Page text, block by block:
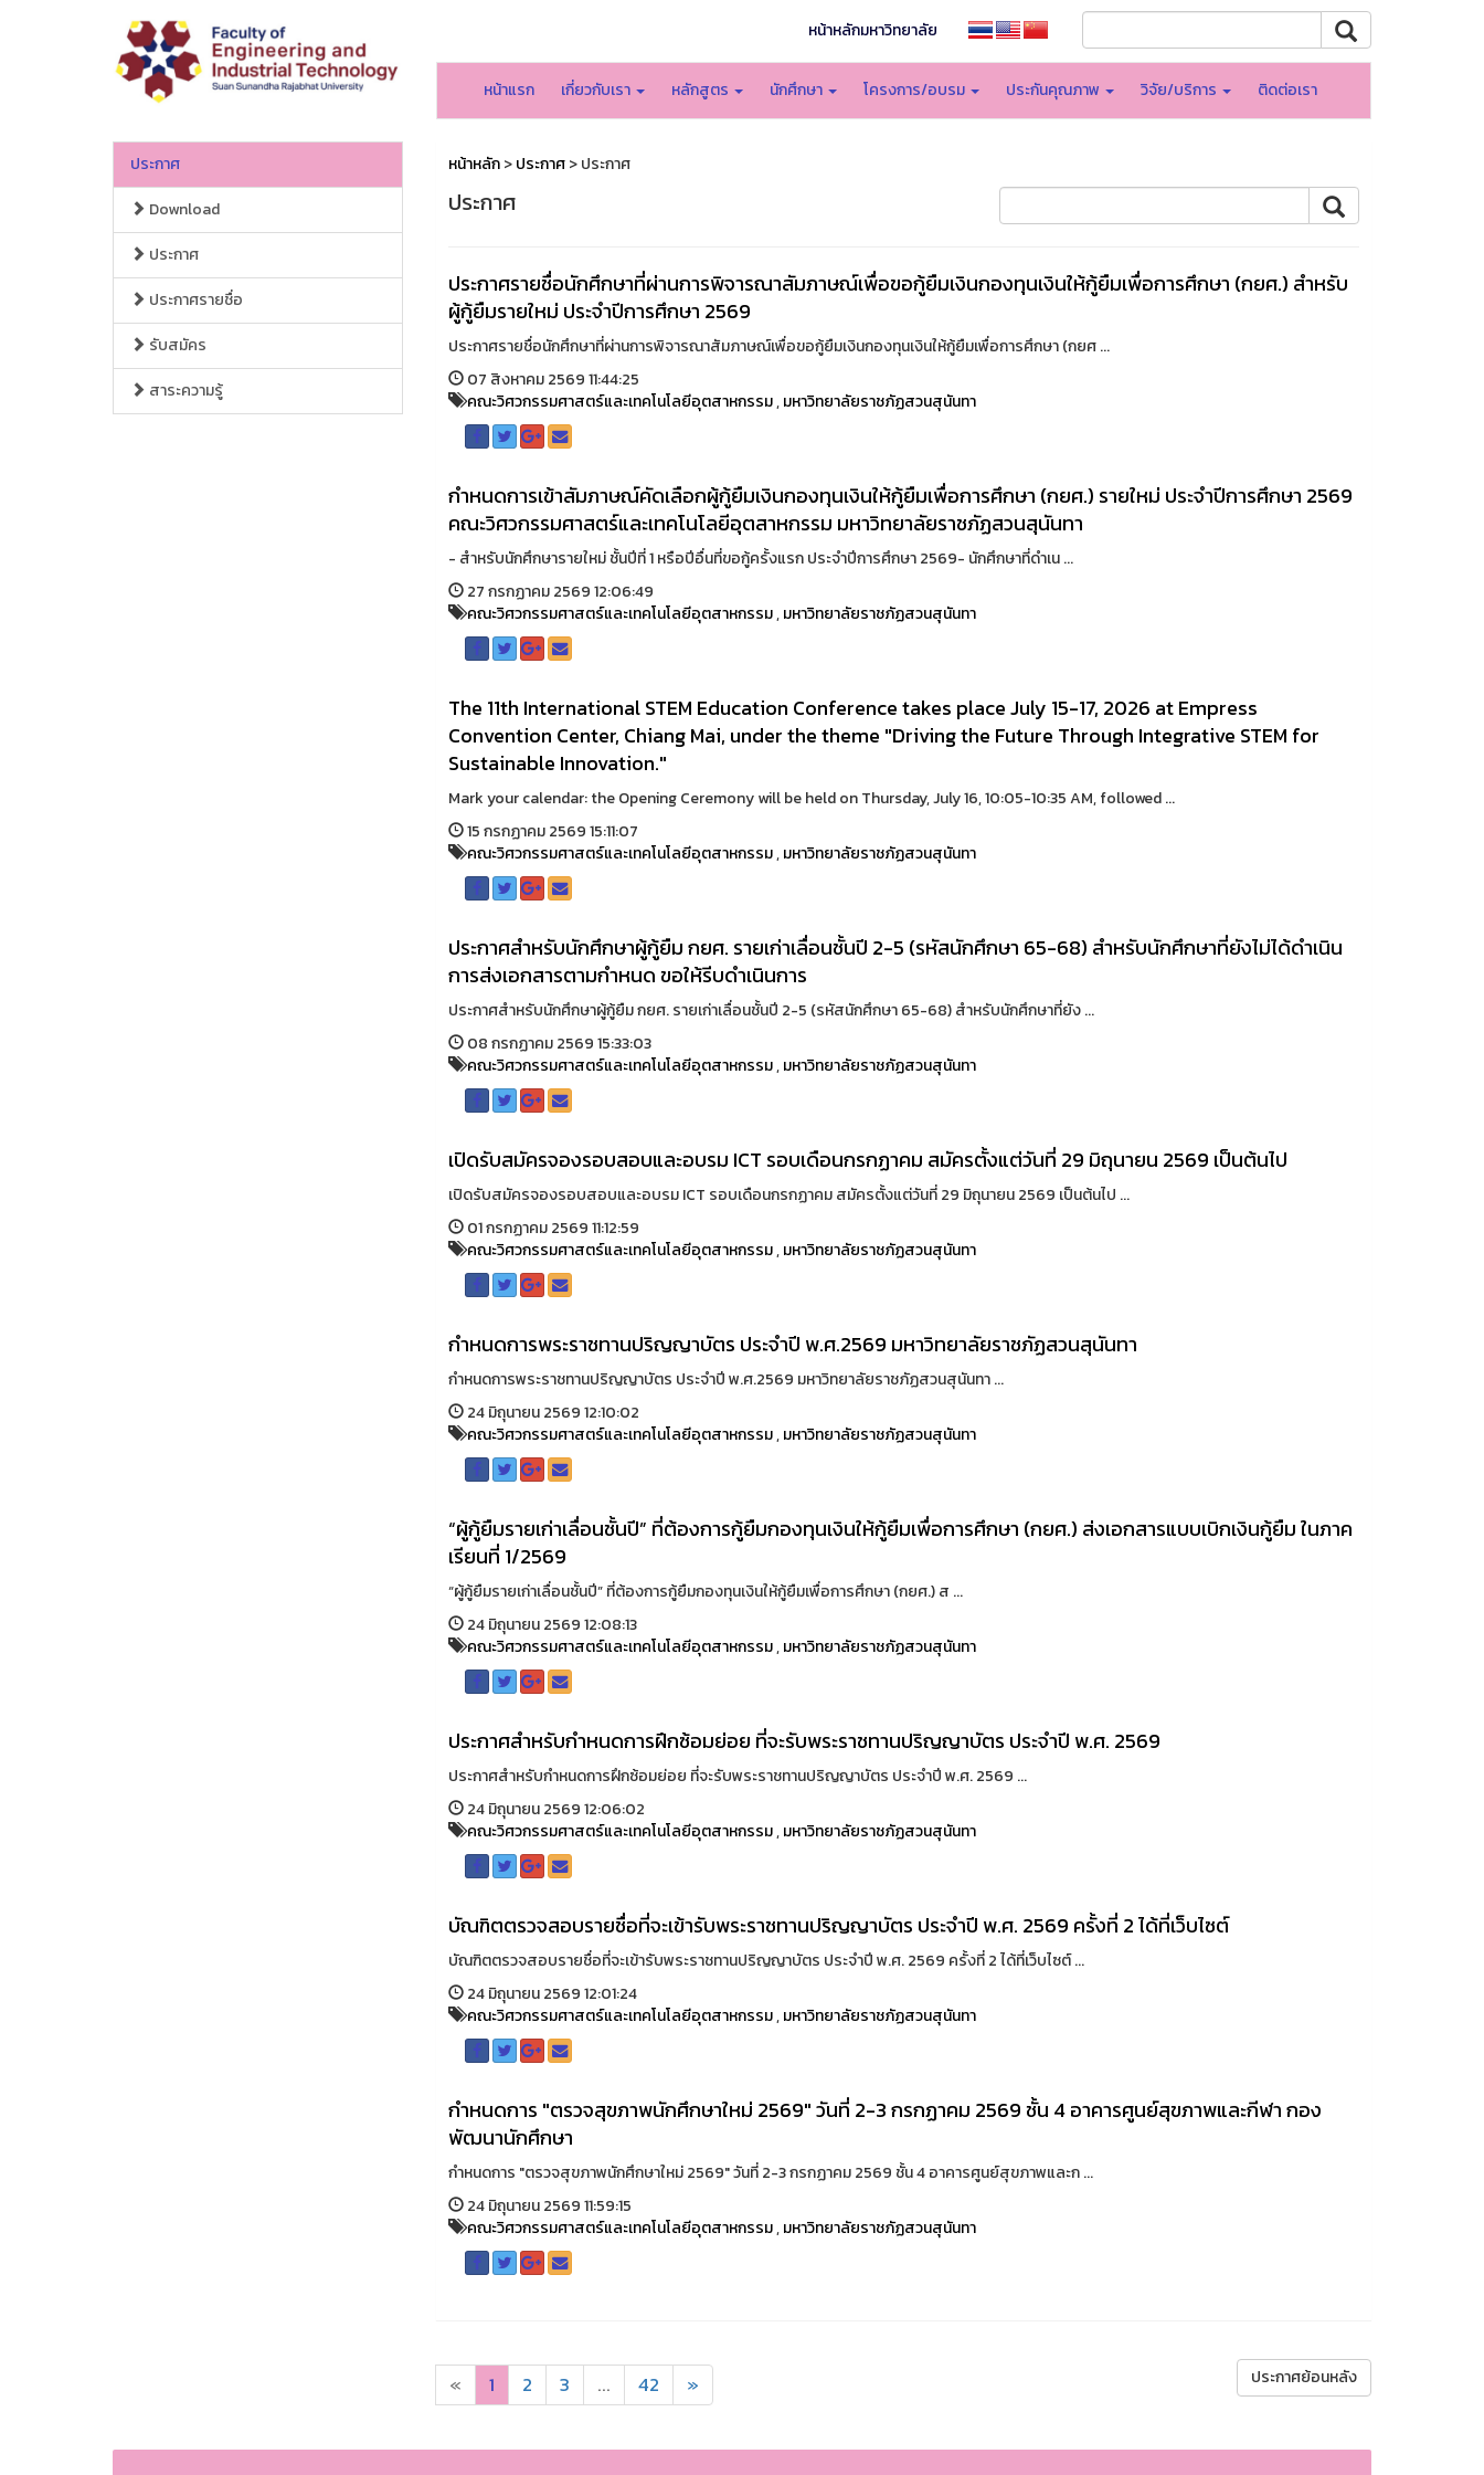
หน้าหลักมหาวิทยาลัย
หน้าแรก เกี่ยวกับเรา หลักสูตร นักศึกษา โครงการ/อบรม ประกันคุณภาพ วิจัย/บริการ ติดต่อเรา
ประกาศ
Download
ประกาศ
ประกาศรายชื่อ
รับสมัคร
สาระความรู้
หน้าหลัก>ประกาศ> ประกาศ
ประกาศ
ประกาศรายชื่อนักศึกษาที่ผ่านการพิจารณาสัมภาษณ์เพื่อขอกู้ยืมเงินกองทุนเงินให้กู้ยืมเพื่อการศึกษา (กยศ.) สำหรับ
ผู้กู้ยืมรายใหม่ ประจำปีการศึกษา 2569
ประกาศรายชื่อนักศึกษาที่ผ่านการพิจารณาสัมภาษณ์เพื่อขอกู้ยืมเงินกองทุนเงินให้กู้ยืมเพื่อการศึกษา (กยศ ...
07 สิงหาคม 2569 11:44:25
คณะวิศวกรรมศาสตร์และเทคโนโลยีอุตสาหกรรม,มหาวิทยาลัยราชภัฏสวนสุนันทา
กำหนดการเข้าสัมภาษณ์คัดเลือกผู้กู้ยืมเงินกองทุนเงินให้กู้ยืมเพื่อการศึกษา (กยศ.) รายใหม่ ประจำปีการศึกษา 2569
คณะวิศวกรรมศาสตร์และเทคโนโลยีอุตสาหกรรม มหาวิทยาลัยราชภัฏสวนสุนันทา
- สำหรับนักศึกษารายใหม่ ชั้นปีที่ 1 หรือปีอื่นที่ขอกู้ครั้งแรก ประจำปีการศึกษา 2569- นักศึกษาที่ดำเน ...
27 กรกฏาคม 2569 12:06:49
คณะวิศวกรรมศาสตร์และเทคโนโลยีอุตสาหกรรม,มหาวิทยาลัยราชภัฏสวนสุนันทา
The 11th International STEM Education Conference takes place July 15-17, 2026 at Empress
Convention Center, Chiang Mai, under the theme "Driving the Future Through Integrative STEM for
Sustainable Innovation."
Mark your calendar: the Opening Ceremony will be held on Thursday, July 16, 10:05-10:35 AM, followed ...
15 กรกฏาคม 2569 15:11:07
คณะวิศวกรรมศาสตร์และเทคโนโลยีอุตสาหกรรม,มหาวิทยาลัยราชภัฏสวนสุนันทา
ประกาศสำหรับนักศึกษาผู้กู้ยืม กยศ. รายเก่าเลื่อนชั้นปี 2-5 (รหัสนักศึกษา 65-68) สำหรับนักศึกษาที่ยังไม่ได้ดำเนิน
การส่งเอกสารตามกำหนด ขอให้รีบดำเนินการ
ประกาศสำหรับนักศึกษาผู้กู้ยืม กยศ. รายเก่าเลื่อนชั้นปี 2-5 (รหัสนักศึกษา 65-68) สำหรับนักศึกษาที่ยัง ...
08 กรกฏาคม 2569 15:33:03
คณะวิศวกรรมศาสตร์และเทคโนโลยีอุตสาหกรรม,มหาวิทยาลัยราชภัฏสวนสุนันทา
เปิดรับสมัครจองรอบสอบและอบรม ICT รอบเดือนกรกฏาคม สมัครตั้งแต่วันที่ 29 มิถุนายน 2569 เป็นต้นไป
เปิดรับสมัครจองรอบสอบและอบรม ICT รอบเดือนกรกฏาคม สมัครตั้งแต่วันที่ 29 มิถุนายน 2569 เป็นต้นไป ...
01 กรกฏาคม 2569 11:12:59
คณะวิศวกรรมศาสตร์และเทคโนโลยีอุตสาหกรรม,มหาวิทยาลัยราชภัฏสวนสุนันทา
กำหนดการพระราชทานปริญญาบัตร ประจำปี พ.ศ.2569 มหาวิทยาลัยราชภัฏสวนสุนันทา
กำหนดการพระราชทานปริญญาบัตร ประจำปี พ.ศ.2569 มหาวิทยาลัยราชภัฏสวนสุนันทา ...
24 มิถุนายน 2569 12:10:02
คณะวิศวกรรมศาสตร์และเทคโนโลยีอุตสาหกรรม,มหาวิทยาลัยราชภัฏสวนสุนันทา
“ผู้กู้ยืมรายเก่าเลื่อนชั้นปี” ที่ต้องการกู้ยืมกองทุนเงินให้กู้ยืมเพื่อการศึกษา (กยศ.) ส่งเอกสารแบบเบิกเงินกู้ยืม ในภาค
เรียนที่ 1/2569
“ผู้กู้ยืมรายเก่าเลื่อนชั้นปี” ที่ต้องการกู้ยืมกองทุนเงินให้กู้ยืมเพื่อการศึกษา (กยศ.) ส ...
24 มิถุนายน 2569 12:08:13
คณะวิศวกรรมศาสตร์และเทคโนโลยีอุตสาหกรรม,มหาวิทยาลัยราชภัฏสวนสุนันทา
ประกาศสำหรับกำหนดการฝึกซ้อมย่อย ที่จะรับพระราชทานปริญญาบัตร ประจำปี พ.ศ. 2569
ประกาศสำหรับกำหนดการฝึกซ้อมย่อย ที่จะรับพระราชทานปริญญาบัตร ประจำปี พ.ศ. 2569 ...
24 มิถุนายน 2569 12:06:02
คณะวิศวกรรมศาสตร์และเทคโนโลยีอุตสาหกรรม,มหาวิทยาลัยราชภัฏสวนสุนันทา
บัณฑิตตรวจสอบรายชื่อที่จะเข้ารับพระราชทานปริญญาบัตร ประจำปี พ.ศ. 2569 ครั้งที่ 2 ได้ที่เว็บไซต์
บัณฑิตตรวจสอบรายชื่อที่จะเข้ารับพระราชทานปริญญาบัตร ประจำปี พ.ศ. 2569 ครั้งที่ 2 ได้ที่เว็บไซต์ ...
24 มิถุนายน 2569 12:01:24
คณะวิศวกรรมศาสตร์และเทคโนโลยีอุตสาหกรรม,มหาวิทยาลัยราชภัฏสวนสุนันทา
กำหนดการ "ตรวจสุขภาพนักศึกษาใหม่ 2569" วันที่ 2-3 กรกฏาคม 2569 ชั้น 4 อาคารศูนย์สุขภาพและกีฬา กอง
พัฒนานักศึกษา
กำหนดการ "ตรวจสุขภาพนักศึกษาใหม่ 2569" วันที่ 2-3 กรกฏาคม 2569 ชั้น 4 อาคารศูนย์สุขภาพและก ...
24 มิถุนายน 2569 11:59:15
คณะวิศวกรรมศาสตร์และเทคโนโลยีอุตสาหกรรม,มหาวิทยาลัยราชภัฏสวนสุนันทา
« 1 2 3 ... 42 » ประกาศย้อนหลัง